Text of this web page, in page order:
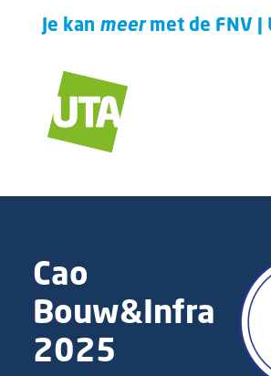
Je kan meermet de FNV |
Cao
Bouw&Infra
2025